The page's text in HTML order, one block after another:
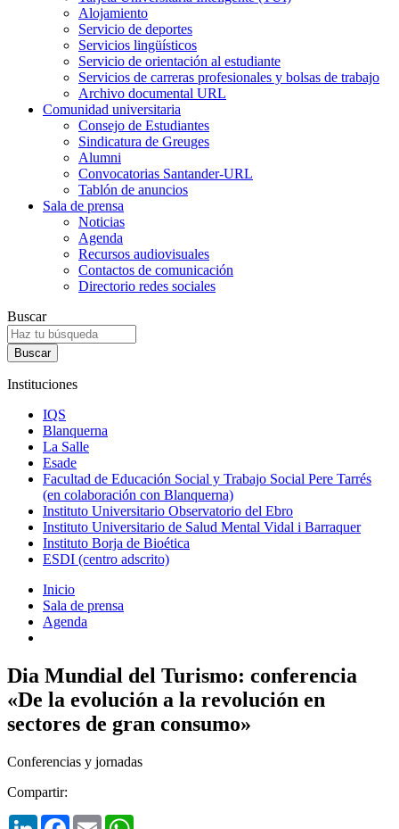
Alojamiento
Servicio de deportes
Servicios lingüísticos
Servicio de orientación al estudiante
Servicios de carreras profesionales y bolsas de trabajo
Archivo documental URL
Comunidad universitaria
Consejo de Estudiantes
Sindicatura de Greuges
Alumni
Convocatorias Santander-URL
Tablón de anuncios
Sala de prensa
Noticias
Agenda
Recursos audiovisuales
Contactos de comunicación
Directorio redes sociales
Buscar
Instituciones
IQS
Blanquerna
La Salle
Esade
Facultad de Educación Social y Trabajo Social Pere Tarrés
(en colaboración con Blanquerna)
Instituto Universitario Observatorio del Ebro
Instituto Universitario de Salud Mental Vidal i Barraquer
Instituto Borja de Bioética
ESDI (centro adscrito)
Inicio
Sala de prensa
Agenda
Dia Mundial del Turismo: conferencia
«De la evolución a la revolución en
sectores de gran consumo»
Conferencias y jornadas
Compartir:
LinkedInFacebook
Email